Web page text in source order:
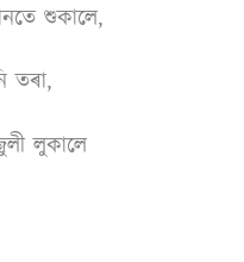
শুকালে,
তৰা,
লুকালে